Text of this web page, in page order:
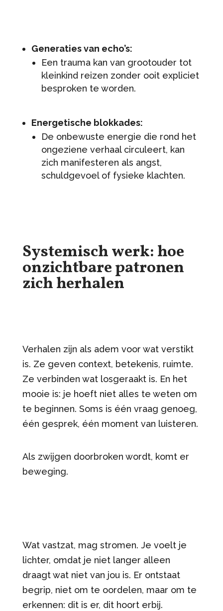
Generaties van echo’s:
Een trauma kan van grootouder tot
kleinkind reizen zonder ooit expliciet
besproken te worden.
Energetische blokkades:
De onbewuste energie die rond het
ongeziene verhaal circuleert, kan
zich manifesteren als angst,
schuldgevoel of fysieke klachten.
Systemisch werk: hoe
onzichtbare patronen
zich herhalen
Verhalen zijn als adem voor wat verstikt
is. Ze geven context, betekenis, ruimte.
Ze verbinden wat losgeraakt is. En het
mooie is: je hoeft niet alles te weten om
te beginnen. Soms is één vraag genoeg,
één gesprek, één moment van luisteren.
Als zwijgen doorbroken wordt, komt er
beweging.
Wat vastzat, mag stromen. Je voelt je
lichter, omdat je niet langer alleen
draagt wat niet van jou is. Er ontstaat
begrip, niet om te oordelen, maar om te
erkennen: dit is er, dit hoort erbij.